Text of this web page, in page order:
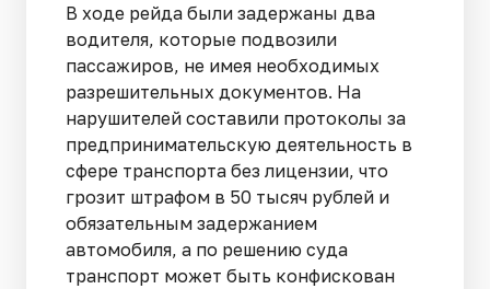
В ходе рейда были задержаны два
водителя, которые подвозили
пассажиров, не имея необходимых
разрешительных документов. На
нарушителей составили протоколы за
предпринимательскую деятельность в
сфере транспорта без лицензии, что
грозит штрафом в 50 тысяч рублей и
обязательным задержанием
автомобиля, а по решению суда
транспорт может быть конфискован